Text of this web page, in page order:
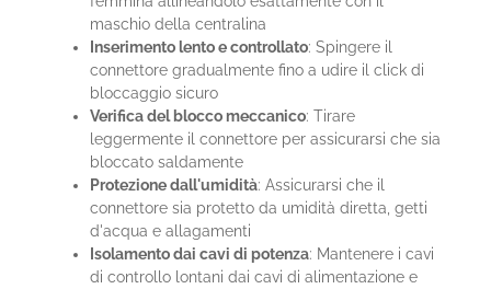
maschio della centralina
Inserimento lento e controllato: Spingere il
connettore gradualmente fino a udire il click di
bloccaggio sicuro
Verifica del blocco meccanico: Tirare
leggermente il connettore per assicurarsi che sia
bloccato saldamente
Protezione dall'umidità: Assicurarsi che il
connettore sia protetto da umidità diretta, getti
d'acqua e allagamenti
Isolamento dai cavi di potenza: Mantenere i cavi
di controllo lontani dai cavi di alimentazione e